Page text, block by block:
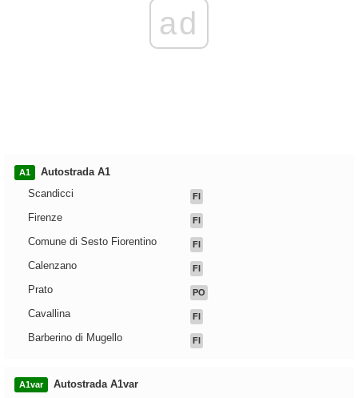
ad
A1
Autostrada A1
Scandicci
FI
Firenze FI
Comune di Sesto Fiorentino FI
Calenzano FI
Prato PO
Cavallina FI
Barberino di Mugello FI
A1var
Autostrada A1var